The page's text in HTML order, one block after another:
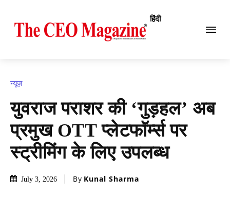
हिंदी
न्यूज़
युवराज पराशर की ‘गुड़हल’ अब
प्रमुख OTT प्लेटफॉर्म्स पर
स्ट्रीमिंग के लिए उपलब्ध
July 3, 2026 By Kunal Sharma